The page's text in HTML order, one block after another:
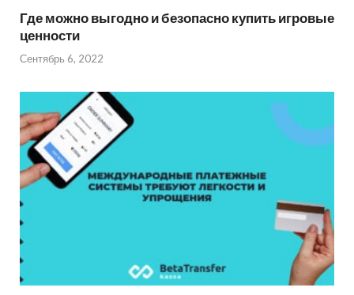
Где можно выгодно и безопасно купить игровые
ценности
Сентябрь 6, 2022